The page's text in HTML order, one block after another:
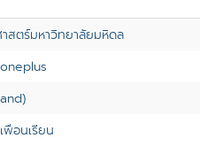
สตร์มหาวิทยาลัยมหิดล
อนเรียน